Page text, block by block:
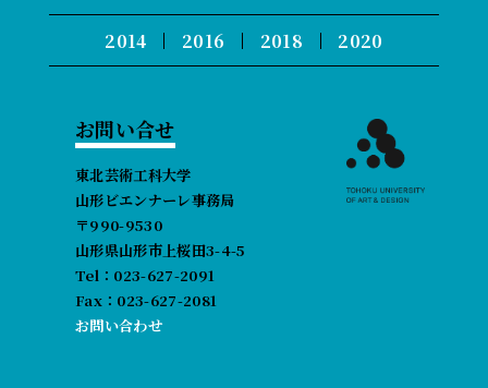
2014 2016 2018 2020
お問い合せ
東北芸術工科大学
山形ビエンナーレ事務局
〒990-9530
山形県山形市上桜田3-4-5
Tel：023-627-2091
Fax：023-627-2081
お問い合わせ